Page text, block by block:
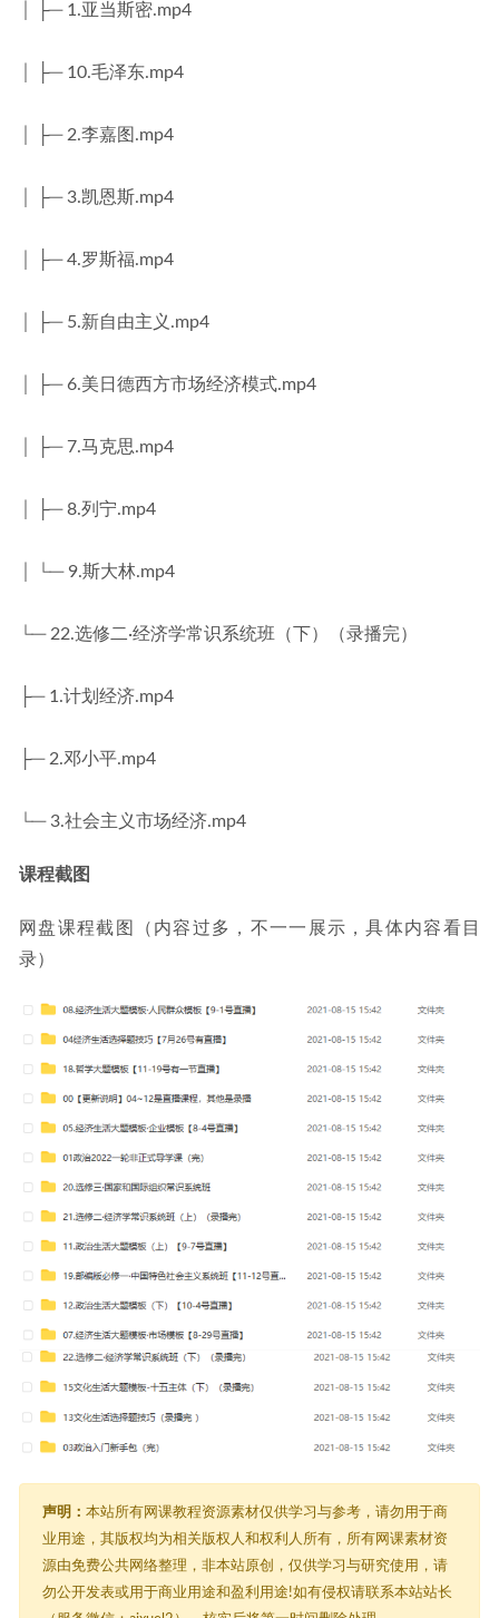
│ ├─ 1.亚当斯密.mp4
│ ├─ 10.毛泽东.mp4
│ ├─ 2.李嘉图.mp4
│ ├─ 3.凯恩斯.mp4
│ ├─ 4.罗斯福.mp4
│ ├─ 5.新自由主义.mp4
│ ├─ 6.美日德西方市场经济模式.mp4
│ ├─ 7.马克思.mp4
│ ├─ 8.列宁.mp4
│ └─ 9.斯大林.mp4
└─ 22.选修二·经济学常识系统班（下）（录播完）
├─ 1.计划经济.mp4
├─ 2.邓小平.mp4
└─ 3.社会主义市场经济.mp4
课程截图
网盘课程截图（内容过多，不一一展示，具体内容看目
录）
声明： 本站所有网课教程资源素材仅供学习与参考，请勿用于商
业用途，其版权均为相关版权人和权利人所有，所有网课素材资
源由免费公共网络整理，非本站原创，仅供学习与研究使用，请
勿公开发表或用于商业用途和盈利用途!如有侵权请联系本站站长